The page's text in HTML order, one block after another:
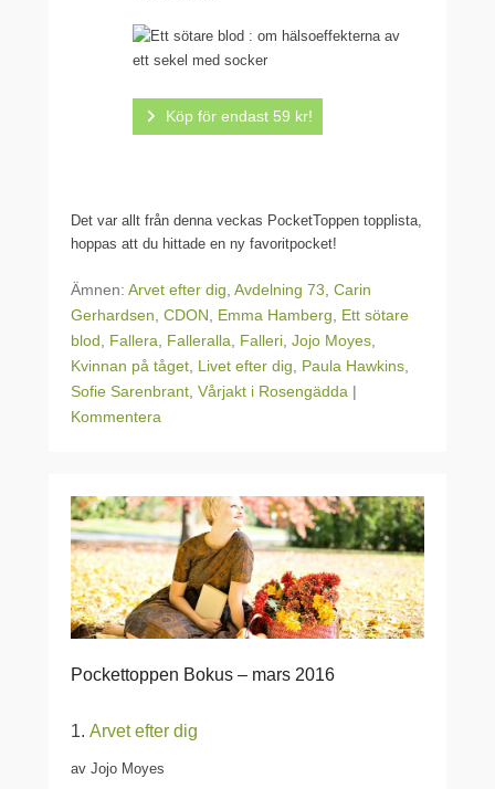
Köp för endast 59 kr!
Det var allt från denna veckas PocketToppen topplista,
hoppas att du hittade en ny favoritpocket!
Ämnen: Arvet efter dig Avdelning 73 Carin
Gerhardsen CDON Emma Hamberg
Ett sötare
blod
Fallera Falleralla Falleri Jojo Moyes
Kvinnan på tåget Livet efter dig Paula Hawkins
Sofie Sarenbrant Vårjakt i Rosengädda |
Kommentera
Pockettoppen Bokus – mars 2016
1. Arvet efter dig
av Jojo Moyes